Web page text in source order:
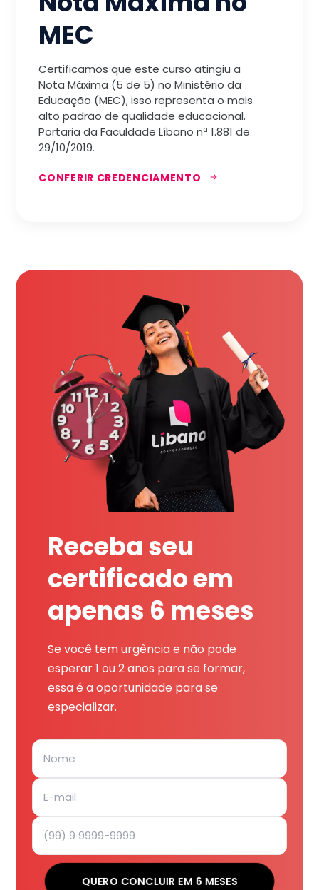
MEC
Certificamos que este curso atingiu a
Nota Máxima (5 de 5) no Ministério da
Educação (MEC), isso representa o mais
alto padrão de qualidade educacional.
Portaria da Faculdade Líbano nª 1.881 de
29/10/2019.
CONFERIR CREDENCIAMENTO
Receba seu
certificado em
apenas 6 meses
Se você tem urgência e não pode
esperar 1 ou 2 anos para se formar,
essa é a oportunidade para se
especializar.
QUERO CONCLUIR EM 6 MESES